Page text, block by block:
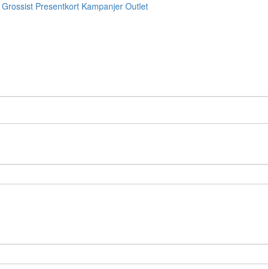
Grossist Presentkort Kampanjer Outlet